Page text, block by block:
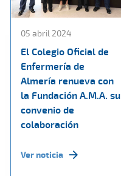
05 abril 2024
El Colegio Oficial de
Enfermería de
Almería renueva con
la Fundación A.M.A. su
convenio de
colaboración
Ver noticia